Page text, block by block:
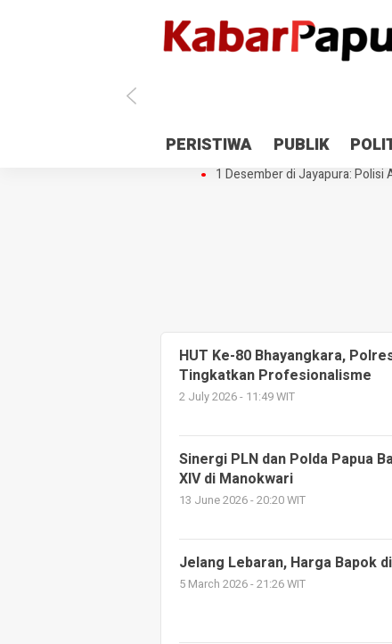
PERISTIWA PUBLIK
Antisipasi 1 Desember, TNI
Gedung Perpustakaan SMPN 5
1 Desember di Jayapura: Polisi
HUT Ke-80 Bhayangkara,
Tingkatkan Profesionalisme
2 July 2026 - 11:49 WIT
Sinergi PLN dan Polda Papua
XIV di Manokwari
13 June 2026 - 20:20 WIT
Jelang Lebaran, Harga Bapok
5 March 2026 - 21:26 WIT